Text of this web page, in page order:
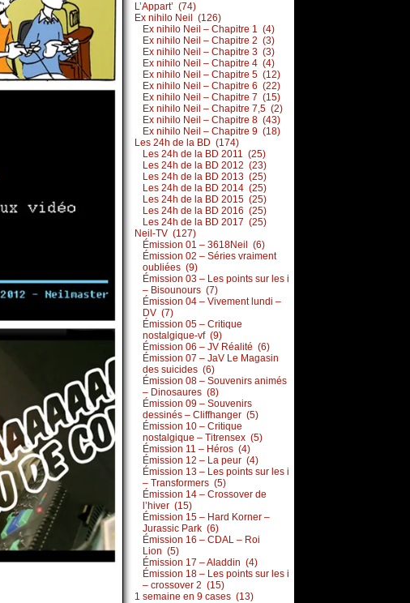
L’Appart’ (74)
Ex nihilo Neil (126)
Ex nihilo Neil – Chapitre 1 (4)
Ex nihilo Neil – Chapitre 2 (3)
Ex nihilo Neil – Chapitre 3 (3)
Ex nihilo Neil – Chapitre 4 (4)
Ex nihilo Neil – Chapitre 5 (12)
Ex nihilo Neil – Chapitre 6 (22)
Ex nihilo Neil – Chapitre 7 (15)
Ex nihilo Neil – Chapitre 7,5 (2)
Ex nihilo Neil – Chapitre 8 (43)
Ex nihilo Neil – Chapitre 9 (18)
Les 24h de la BD (174)
Les 24h de la BD 2011 (25)
Les 24h de la BD 2012 (23)
Les 24h de la BD 2013 (25)
Les 24h de la BD 2014 (25)
Les 24h de la BD 2015 (25)
Les 24h de la BD 2016 (25)
Les 24h de la BD 2017 (25)
Neil-TV (127)
Émission 01 – 3618Neil (6)
Émission 02 – Séries vraiment
oubliées (9)
Émission 03 – Les points sur les i
– Bisounours (7)
Émission 04 – Vivement lundi –
DV (7)
Émission 05 – Critique
nostalgique-vf (9)
Émission 06 – JV Réalité (6)
Émission 07 – JaV Le Magasin
des suicides (6)
Émission 08 – Souvenirs animés
– Dinosaures (8)
Émission 09 – Souvenirs
dessinés – Cliffhanger (5)
Émission 10 – Critique
nostalgique – Titrensex (5)
Émission 11 – Héros (4)
Émission 12 – La peur (4)
Émission 13 – Les points sur les i
– Transformers (5)
Émission 14 – Crossover de
l’hiver (15)
Émission 15 – Hard Korner –
Jurassic Park (6)
Émission 16 – CDAL – Roi
Lion (5)
Émission 17 – Aladdin (4)
Émission 18 – Les points sur les i
– crossover 2 (15)
1 semaine en 9 cases (13)